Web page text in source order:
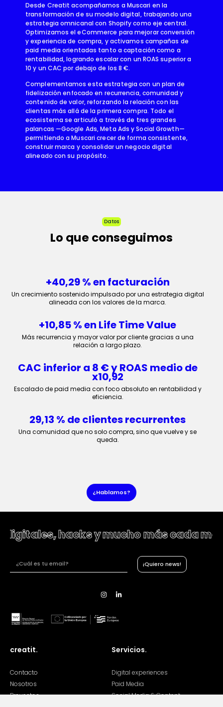
Desde Creatit acompañamos a Muscari en la
transformación de su modelo digital, trabajando una
estrategia omnicanal con Shopify como eje central.
Optimizamos el eCommerce para mejorar conversión
y experiencia de compra, y activamos campañas de
paid media orientadas tanto a captación como a
rentabilidad, logrando escalar con un ROAS superior a
10 y un CAC por debajo de los 8 €.
Complementamos esta estrategia con un plan de
fidelización enfocado en recurrencia, comunidad y
contenido de valor, reforzando la relación con las
clientas más allá de la primera compra. Todo el
ecosistema se articuló a través de tres grandes
palancas —Google Ads, Meta Ads y Social Growth—
permitiendo a Muscari crecer de forma consistente,
construir marca y consolidar un negocio digital
alineado con su propósito.
Datos
Lo que conseguimos
+40,29 % en facturación
Un crecimiento sostenido impulsado por una estrategia digital
alineada con los valores de la marca.
+10,85 % en Life Time Value
Más recurrencia y mayor valor por cliente gracias a una
relación a largo plazo.
CAC inferior a 8 € y ROAS medio de
x10,92
Escalado de paid media con foco absoluto en rentabilidad y
eficiencia.
29,13 % de clientes recurrentes
Una comunidad que no solo compra, sino que vuelve y se
queda.
¿Hablamos?
hacks y mucho más cada mes
¡Quiero news!
creatit.
Contacto
Nosotros
Proyectos
Servicios.
Digital experiences
Paid Media
Social Media & Content